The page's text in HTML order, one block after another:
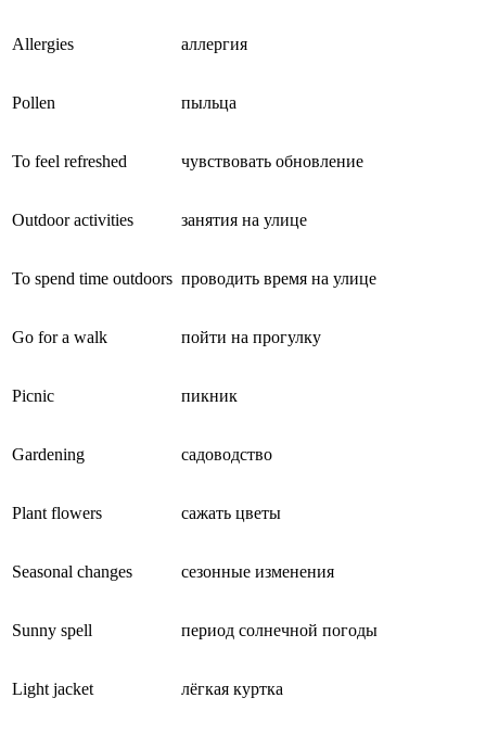
Allergies аллергия
Pollen пыльца
To feel refreshed чувствовать обновление
Outdoor activities занятия на улице
To spend time outdoors проводить время на улице
Go for a walk пойти на прогулку
Picnic пикник
Gardening садоводство
Plant flowers сажать цветы
Seasonal changes сезонные изменения
Sunny spell период солнечной погоды
Light jacket лёгкая куртка